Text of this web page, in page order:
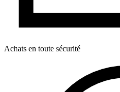
Achats en toute sécurité